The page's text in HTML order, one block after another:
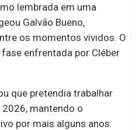
lembrada em uma
Galvão Bueno,
os momentos vividos. O
enfrentada por Cléber
que pretendia trabalhar
2026, mantendo o
por mais alguns anos.